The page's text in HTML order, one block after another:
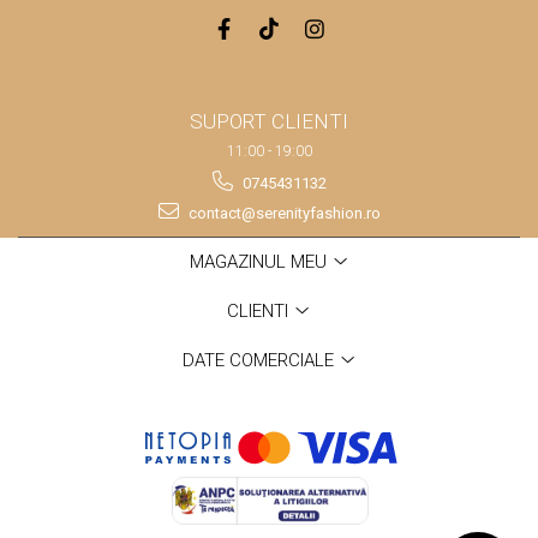
SUPORT CLIENTI
11:00 - 19:00
0745431132
contact@serenityfashion.ro
MAGAZINUL MEU
CLIENTI
DATE COMERCIALE